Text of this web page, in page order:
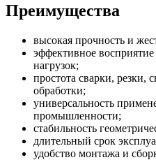
Преимущества
высокая прочность и
эффективное
нагрузок;
простота сварки, резки,
обработки;
универсальность
промышленности;
стабильность
длительный срок
удобство монтажа и